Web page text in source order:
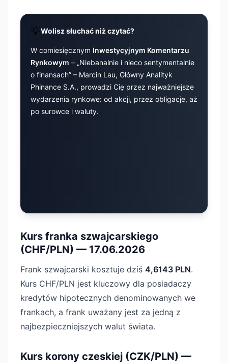
💡Wolisz słuchać niż czytać?
W comiesięcznym Inwestycyjnym Komentarzu
Rynkowym – „Niebanalnie i nieco sentymentalnie
o finansach” – Marcin Lau, Główny Analityk
Phinance S.A., prowadzi Cię przez najważniejsze
wydarzenia rynkowe: od akcji, przez obligacje, aż
po surowce i waluty.
Kurs franka szwajcarskiego
(CHF/PLN) — 17.06.2026
Frank szwajcarski kosztuje dziś 4,6143 PLN.
Kurs CHF/PLN jest kluczowy dla posiadaczy
kredytów hipotecznych denominowanych we
frankach, a frank uważany jest za jedną z
najbezpieczniejszych walut świata.
Kurs korony czeskiej (CZK/PLN) —